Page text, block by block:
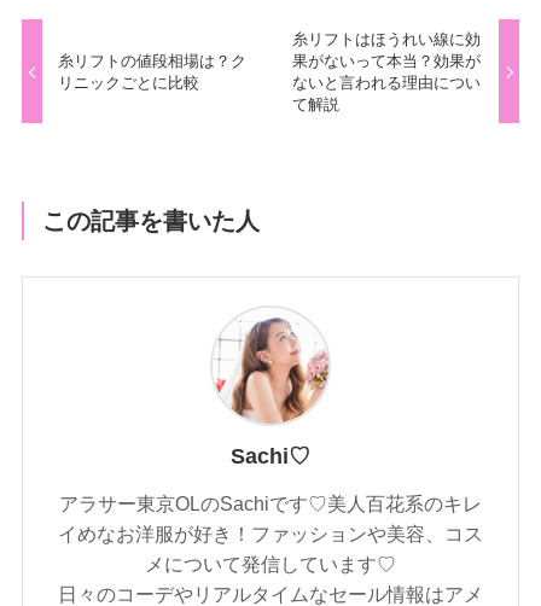
糸リフトの値段相場は？ク
リニックごとに比較
糸リフトはほうれい線に効
果がないって本当？効果が
ないと言われる理由につい
て解説
この記事を書いた人
Sachi♡
アラサー東京OLのSachiです♡美人百花系のキレ
イめなお洋服が好き！ファッションや美容、コス
メについて発信しています♡
日々のコーデやリアルタイムなセール情報はアメ